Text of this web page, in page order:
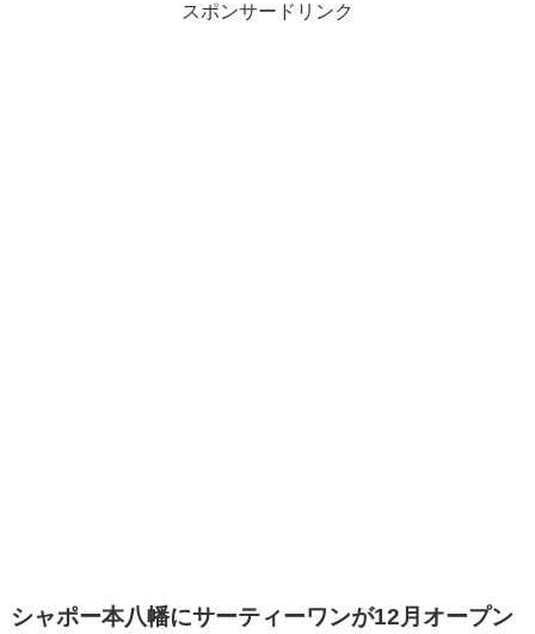
スポンサードリンク
シャポー本八幡にサーティーワンが12月オープン